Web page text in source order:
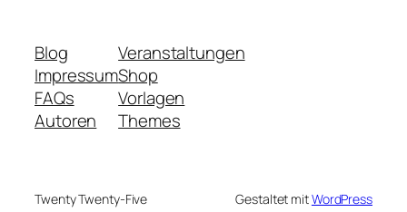
Blog
Impressum
FAQs
Autoren
Veranstaltungen
Shop
Vorlagen
Themes
Twenty Twenty-Five Gestaltet mitWordPress